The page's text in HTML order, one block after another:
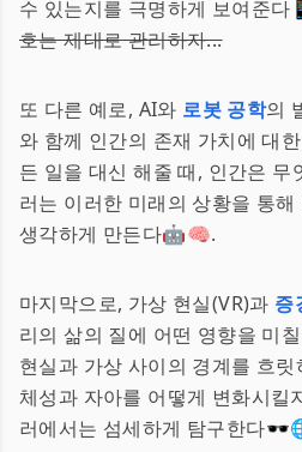
수 있는지를 극명하게 보여준
호는 제대로 관리하자...
또 다른 예로, AI와 로봇 공학의
와 함께 인간의 존재 가치에 대
든 일을 대신 해줄 때, 인간은 무
러는 이러한 미래의 상황을 통해
생각하게 만든다🤖🧠.
마지막으로, 가상 현실(VR)과 증
리의 삶의 질에 어떤 영향을 미
현실과 가상 사이의 경계를 흐
체성과 자아를 어떻게 변화시킬
러에서는 섬세하게 탐구한다